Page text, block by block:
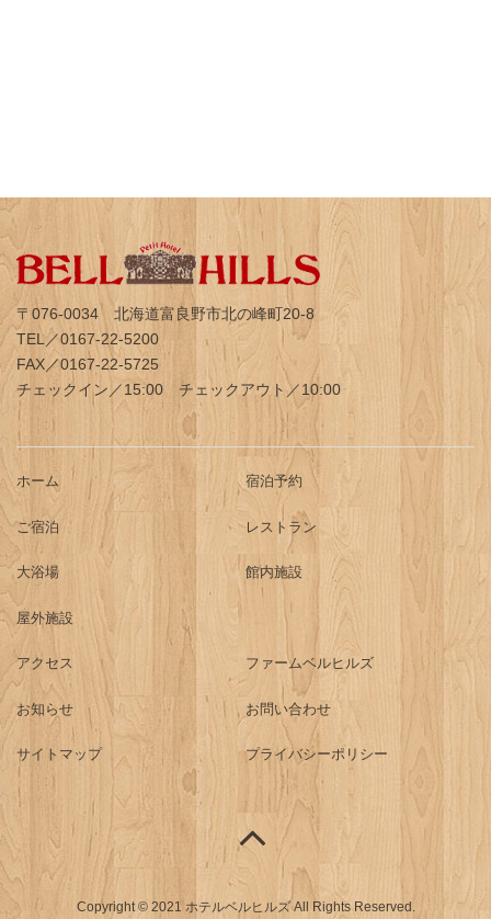
〒076-0034 北海道富良野市北の峰町20-8
TEL／0167-22-5200
FAX／0167-22-5725
チェックイン／15:00 チェックアウト／10:00
ホーム 宿泊予約
ご宿泊 レストラン
大浴場 館内施設
屋外施設
アクセス ファームベルヒルズ
お知らせ お問い合わせ
サイトマップ プライバシーポリシー
Copyright © 2021 ホテルベルヒルズ All Rights Reserved.